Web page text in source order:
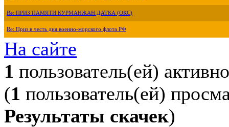
Re: ПРИЗ ПАМЯТИ КУРМАНЖАН ДАТКА (ОКС)
Re: Приз в честь дня военно-морского флота РФ
На сайте
1 пользователь(ей) активно
(1 пользователь(ей)
Результаты скачек)